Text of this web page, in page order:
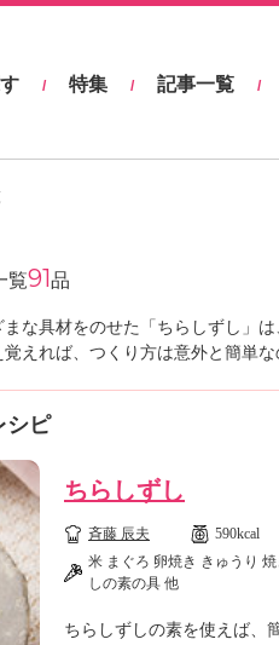
/ 特集 / 記事一覧 /
覧91品
な具材をのせた「ちらしずし」
えれば、つくり方は意外と簡単
シピ
ちらしずし
斉藤 辰夫 590kcal
米 まぐろ 卵焼き きゅうり
しの素の具 他
ちらしずしの素を使えば